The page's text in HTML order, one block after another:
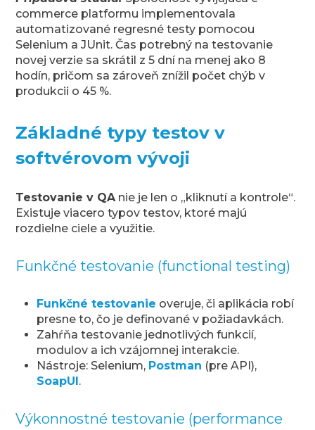
commerce platformu implementovala
automatizované regresné testy pomocou
Selenium a JUnit. Čas potrebný na testovanie
novej verzie sa skrátil z 5 dní na menej ako 8
hodín, pričom sa zároveň znížil počet chýb v
produkcii o 45 %.
Základné typy testov v
softvérovom vývoji
Testovanie v QA nie je len o „kliknutí a kontrole“.
Existuje viacero typov testov, ktoré majú
rozdielne ciele a využitie.
Funkčné testovanie (functional testing)
Funkčné testovanie overuje, či aplikácia robí
presne to, čo je definované v požiadavkách.
Zahŕňa testovanie jednotlivých funkcií,
modulov a ich vzájomnej interakcie.
Nástroje: Selenium, Postman (pre API),
SoapUI.
Výkonnostné testovanie (performance